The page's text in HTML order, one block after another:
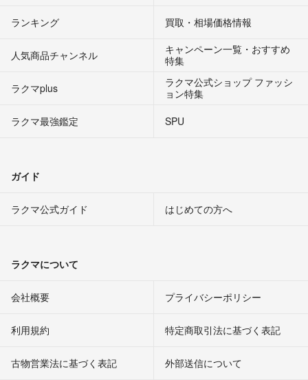
ランキング 買取・相場価格情報
人気商品チャンネル
キャンペーン一覧・おすすめ
特集
ラクマplus
ラクマ公式ショップ ファッシ
ョン特集
ラクマ最強鑑定
SPU
ガイド
ラクマ公式ガイド はじめての方へ
ラクマについて
会社概要 プライバシーポリシー
利用規約 特定商取引法に基づく表記
古物営業法に基づく表記 外部送信について